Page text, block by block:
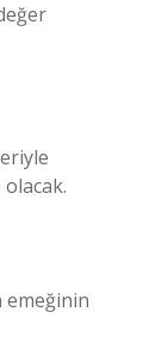
emeğinin